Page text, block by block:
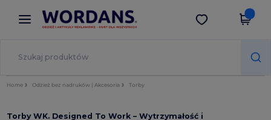
× Aplikacja Wordans
Lepsze ceny w aplikacji!
Pobierz app
Home Odzież bez nadruków | Akcesoria Torby
Torby WK. Designed To Work – Wytrzymałość i